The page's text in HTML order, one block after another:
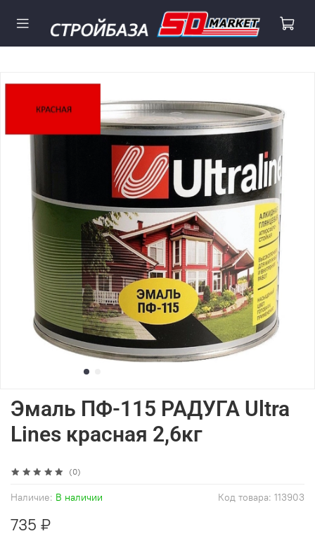
(0)
Код товара: 113903
Наличие: В наличии
Эмаль ПФ-115 РАДУГА Ultra
Lines красная 2,6кг
735 ₽